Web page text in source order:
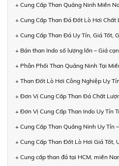
+ Cung Cấp Than Quảng Ninh Miền
+ Cung Cấp Than Đá Đốt Lò Hơi Chất
+ Cung Cấp Than Đá Uy Tín, Giá Tốt,
+ Bán than Indo số lượng lớn – Giá
+ Phân Phối Than Quảng Ninh Tại
+ Than Đốt Lò Hơi Công Nghiệp Uy
+ Đơn Vị Cung Cấp Than Đá Chất
+ Đơn Vị Cung Cấp Than Indo Uy Tín
+ Cung Cấp Than Quảng Ninh Uy Tín
+ Cung Cấp Than Đốt Lò Hơi Giá Tốt,
+ Cung cấp than đá tại HCM, miền